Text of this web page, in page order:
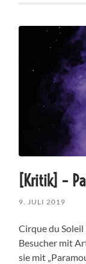
[Kritik] –
9. JULI 2019
Cirque du
Besucher mit
sie mit